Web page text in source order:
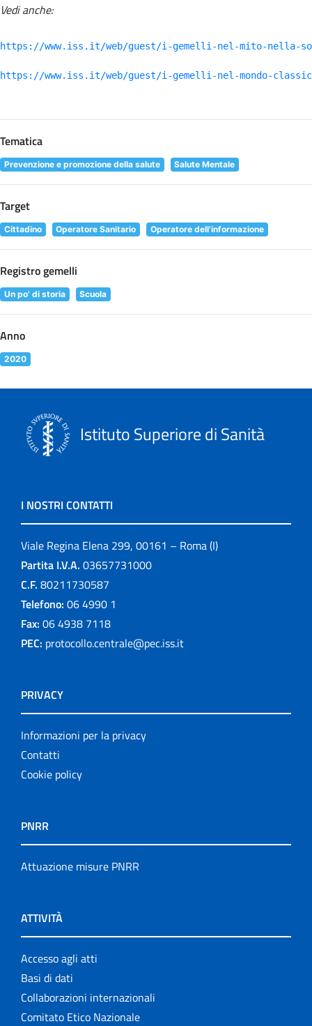
Vedi anche:
https://www.iss.it/web/guest/i-gemelli-nel-mito-nella-
https://www.iss.it/web/guest/i-gemelli-nel-mondo-
Tematica
Prevenzione e promozione della salute Salute Mentale
Target
Cittadino Operatore Sanitario Operatore dell'informazione
Registro gemelli
Un po' di storia Scuola
Anno
2020
Istituto Superiore di Sanità
I NOSTRI CONTATTI
Viale Regina Elena 299, 00161 – Roma (I)
Partita I.V.A. 03657731000
C.F. 80211730587
Telefono: 06 4990 1
Fax: 06 4938 7118
PEC: protocollo.centrale@pec.iss.it
PRIVACY
Informazioni per la privacy
Contatti
Cookie policy
PNRR
Attuazione misure PNRR
ATTIVITÀ
Accesso agli atti
Basi di dati
Collaborazioni internazionali
Comitato Etico Nazionale